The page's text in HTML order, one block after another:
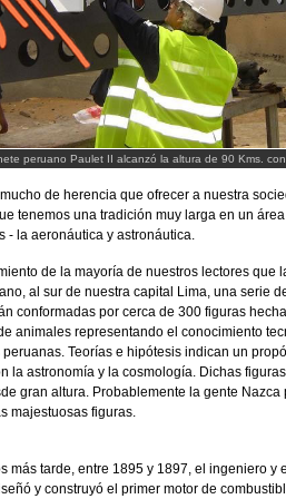
peruano Paulet II alcanzó la altura de 90 Kms.
de herencia que ofrecer a nuestra
tenemos una tradición muy larga en un
- la aeronáutica y astronáutica.
de la mayoría de nuestros lectores que
al sur de nuestra capital Lima, una serie
conformadas por cerca de 300 figuras
animales representando el conocimiento
Teorías e hipótesis indican un
la astronomía y la cosmología. Dichas
gran altura. Probablemente la gente
majestuosas figuras.
más tarde, entre 1895 y 1897, el ingeniero y
y construyó el primer motor de